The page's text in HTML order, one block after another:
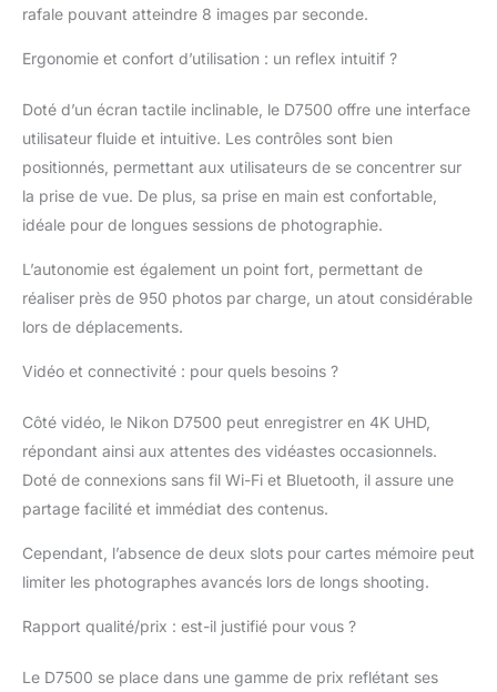
rafale pouvant atteindre 8 images par seconde.
Ergonomie et confort d’utilisation : un reflex intuitif ?
Doté d’un écran tactile inclinable, le D7500 offre une interface
utilisateur fluide et intuitive. Les contrôles sont bien
positionnés, permettant aux utilisateurs de se concentrer sur
la prise de vue. De plus, sa prise en main est confortable,
idéale pour de longues sessions de photographie.
L’autonomie est également un point fort, permettant de
réaliser près de 950 photos par charge, un atout considérable
lors de déplacements.
Vidéo et connectivité : pour quels besoins ?
Côté vidéo, le Nikon D7500 peut enregistrer en 4K UHD,
répondant ainsi aux attentes des vidéastes occasionnels.
Doté de connexions sans fil Wi-Fi et Bluetooth, il assure une
partage facilité et immédiat des contenus.
Cependant, l’absence de deux slots pour cartes mémoire peut
limiter les photographes avancés lors de longs shooting.
Rapport qualité/prix : est-il justifié pour vous ?
Le D7500 se place dans une gamme de prix reflétant ses